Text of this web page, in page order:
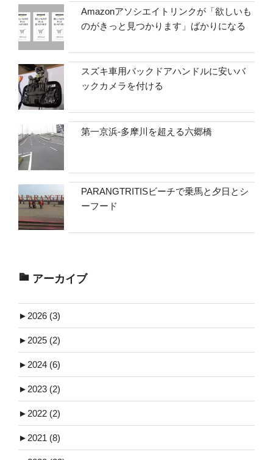
Amazonアソシエイトリンクが「欲しいも
のがきっと見つかります」ばかりになる
スズキ車用バックドアハンドルに安いバ
ックカメラを付ける
第一京浜-多摩川を超える六郷橋
PARANGTRITISビーチで乗馬と夕日とシ
ーフード
アーカイブ
► 2026 (3)
► 2025 (2)
► 2024 (6)
► 2023 (2)
► 2022 (2)
► 2021 (8)